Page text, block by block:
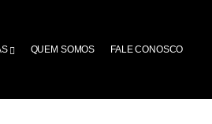
QUEM SOMOS FALE CONOSCO